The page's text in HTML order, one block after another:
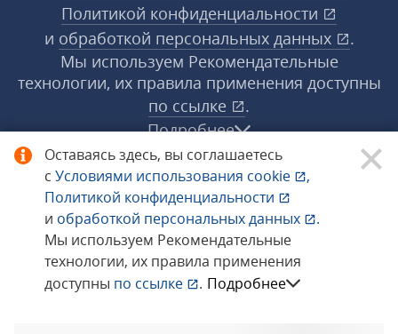
Оставаясь здесь, вы соглашаетесь
с Условиями использования cookie
,
Политикой конфиденциальности
и обработкой персональных данных
.
Мы используем Рекомендательные
технологии, их правила применения
доступны по ссылке . Подробнее
Политикой конфиденциальности
и обработкой персональных данных
.
Мы используем Рекомендательные
технологии, их правила применения доступны
по ссылке
.
Подробнее
© 1998−2026 «1С‑Рарус» ®. Все права
защищены.
Сообщить об ошибке